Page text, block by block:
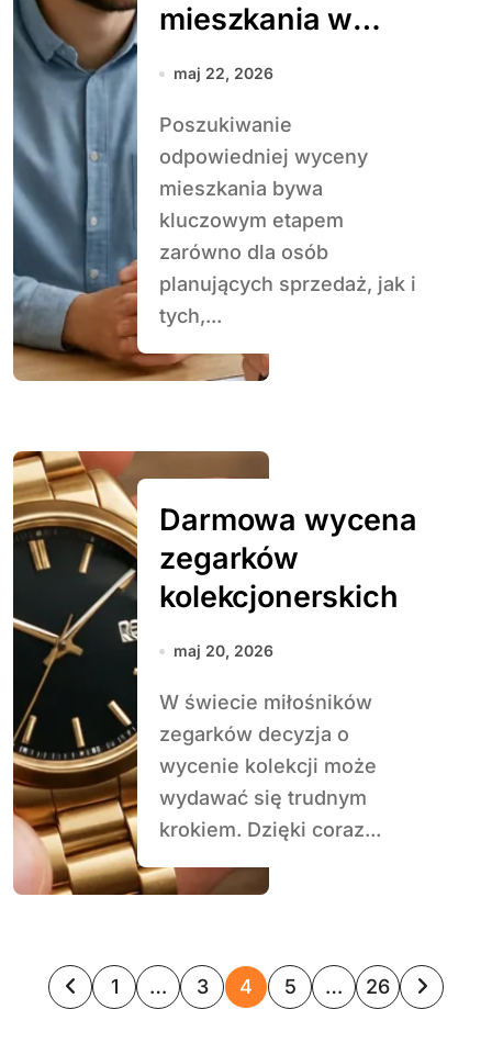
mieszkania w
biurze
maj 22, 2026
Poszukiwanie
odpowiedniej wyceny
mieszkania bywa
kluczowym etapem
zarówno dla osób
planujących sprzedaż, jak i
tych,...
Darmowa wycena
zegarków
kolekcjonerskich
maj 20, 2026
W świecie miłośników
zegarków decyzja o
wycenie kolekcji może
wydawać się trudnym
krokiem. Dzięki coraz...
S
1 … 3 4 5 … 26